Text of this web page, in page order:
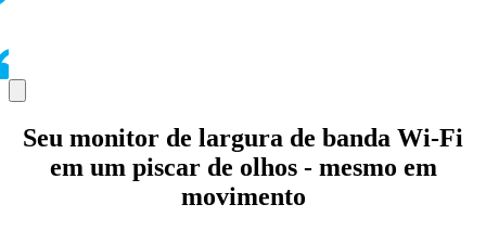
Seu monitor de largura de banda Wi-Fi
em um piscar de olhos - mesmo em
movimento